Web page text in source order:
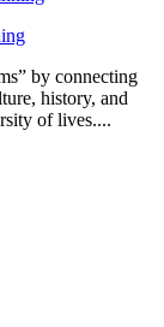
by connecting
history, and
of lives....